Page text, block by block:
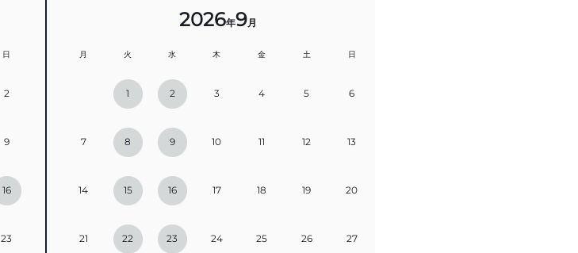
日
2
9
16
23
2026年9月
月 火 水 木 金 土 日
1 2 3 4 5 6
7 8 9 10 11 12 13
14 15 16 17 18 19 20
21 22 23 24 25 26 27